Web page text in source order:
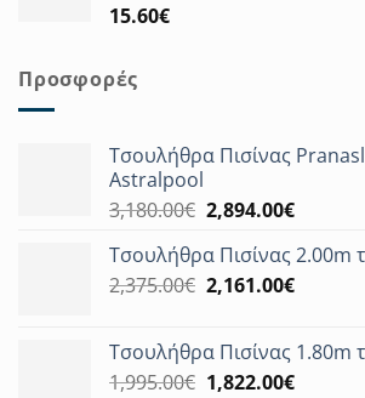
15.60€
Προσφορές
Τσουλήθρα Πισίνας
Astralpool
3,180.00€ Original
was:
3,180.00€.
2,894.00€Η
τιμή
είναι:
Τσουλήθρα Πισίνας 2.00m
2,375.00€ Original
2,375.00€.
2,161.00€Η
είναι:
Τσουλήθρα Πισίνας 1.80m
1,995.00€ Original
1,822.00€Η